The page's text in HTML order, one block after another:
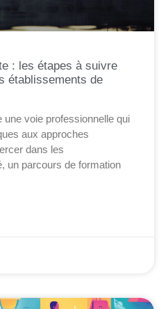
: les étapes à suivre
établissements de
une voie professionnelle qui
aux approches
dans les
un parcours de formation